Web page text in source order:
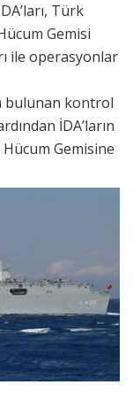
Türk
Gemisi
ile operasyonlar
bulunan kontrol
İDA’ların
Gemisine